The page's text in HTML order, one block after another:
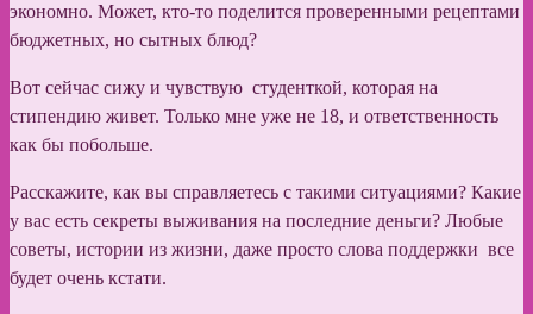
экономно. Может, кто-то поделится проверенными рецептами
бюджетных, но сытных блюд?
Вот сейчас сижу и чувствую студенткой, которая на
стипендию живет. Только мне уже не 18, и ответственность
как бы побольше.
Расскажите, как вы справляетесь с такими ситуациями? Какие
у вас есть секреты выживания на последние деньги? Любые
советы, истории из жизни, даже просто слова поддержки все
будет очень кстати.